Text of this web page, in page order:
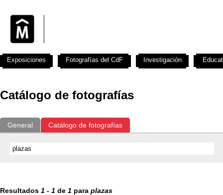
Catálogo de fotografías
General Catálogo de fotografías
Resultados 1 - 1 de 1 para plazas
Exposiciones Fotografías del CdF Investigación